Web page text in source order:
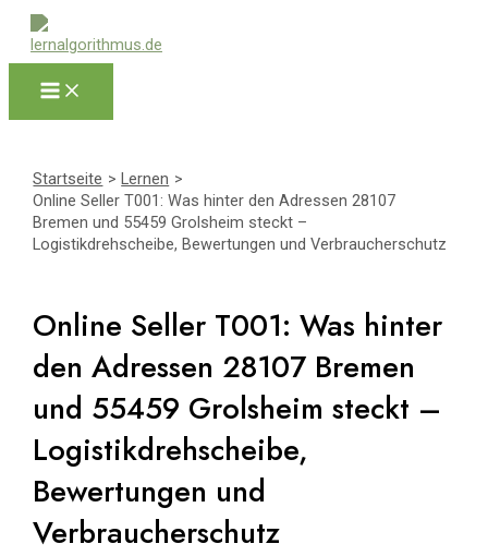
Zum
Inhalt
Main
Menu
Startseite
Lernen
Online Seller T001: Was hinter den Adressen 28107
Bremen und 55459 Grolsheim steckt –
Logistikdrehscheibe, Bewertungen und Verbraucherschutz
Online Seller T001: Was hinter
den Adressen 28107 Bremen
und 55459 Grolsheim steckt –
Logistikdrehscheibe,
Bewertungen und
Verbraucherschutz